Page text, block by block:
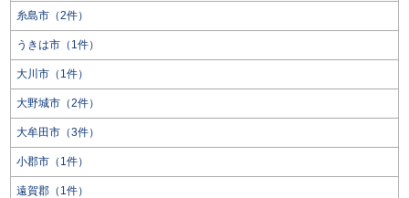
糸島市（2件）
うきは市（1件）
大川市（1件）
大野城市（2件）
大牟田市（3件）
小郡市（1件）
遠賀郡（1件）